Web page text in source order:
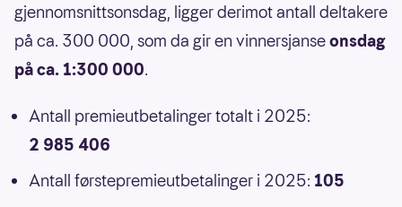
gjennomsnittsonsdag, ligger derimot antall deltakere
på ca. 300 000, som da gir en vinnersjanseonsdag
på ca. 1:300 000.
Antall premieutbetalinger totalt i 2025:
2 985 406
Antall førstepremieutbetalinger i 2025: 105